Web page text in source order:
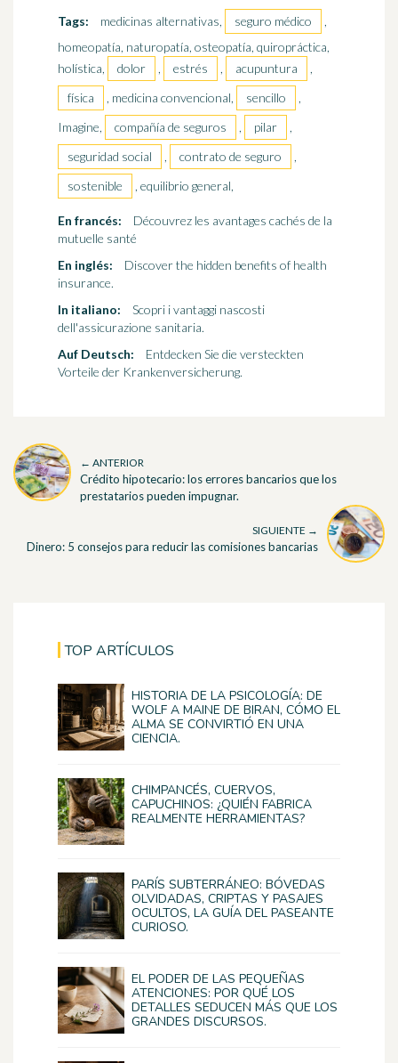
Tags:
medicinas alternativas, seguro médico
,
homeopatía, naturopatía, osteopatía, quiropráctica,
holística,
dolor , estrés , acupuntura
,
física
, medicina convencional, sencillo
,
Imagine,
compañía de seguros , pilar
,
seguridad social
, contrato de seguro
,
sostenible
, equilibrio general,
En francés:
Découvrez les avantages cachés de la
mutuelle santé
En inglés:
Discover the hidden benefits of health
insurance.
In italiano:
Scopri i vantaggi nascosti
dell'assicurazione sanitaria.
Auf Deutsch:
Entdecken Sie die versteckten
Vorteile der Krankenversicherung.
← ANTERIOR
Crédito hipotecario: los errores bancarios que los
prestatarios pueden impugnar.
SIGUIENTE →
Dinero: 5 consejos para reducir las comisiones bancarias
TOP ARTÍCULOS
HISTORIA DE LA PSICOLOGÍA: DE
WOLF A MAINE DE BIRAN, CÓMO EL
ALMA SE CONVIRTIÓ EN UNA
CIENCIA.
CHIMPANCÉS, CUERVOS,
CAPUCHINOS: ¿QUIÉN FABRICA
REALMENTE HERRAMIENTAS?
PARÍS SUBTERRÁNEO: BÓVEDAS
OLVIDADAS, CRIPTAS Y PASAJES
OCULTOS, LA GUÍA DEL PASEANTE
CURIOSO.
EL PODER DE LAS PEQUEÑAS
ATENCIONES: POR QUÉ LOS
DETALLES SEDUCEN MÁS QUE LOS
GRANDES DISCURSOS.